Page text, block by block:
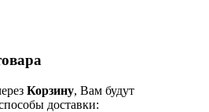
Корзину, Вам будут
доставки: